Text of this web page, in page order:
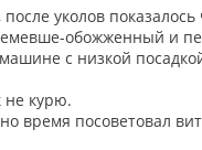
уколов
обожженный и
с низкой
не курю.
время посоветовал